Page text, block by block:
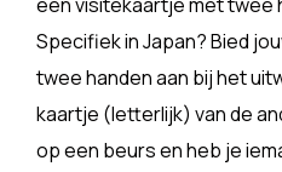
Specifiek in Japan? Bied
twee handen aan bij het
kaartje (letterlijk) van de
op een beurs en heb je